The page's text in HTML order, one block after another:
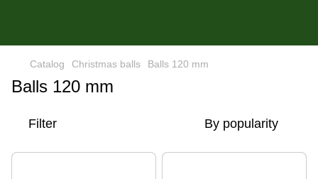
Catalog Christmas balls Balls 120 mm
Balls 120 mm
Filter By popularity